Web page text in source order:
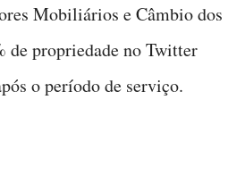
Mobiliários e Câmbio dos
de propriedade no Twitter
o período de serviço.